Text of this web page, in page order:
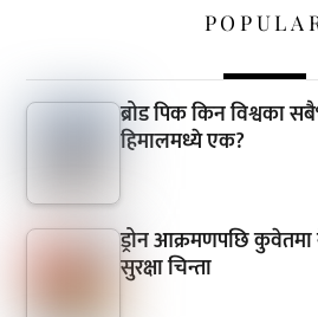
ब्रोड पिक किन विश्वका
हिमालमध्ये एक?
ड्रोन आक्रमणपछि
सुरक्षा चिन्ता